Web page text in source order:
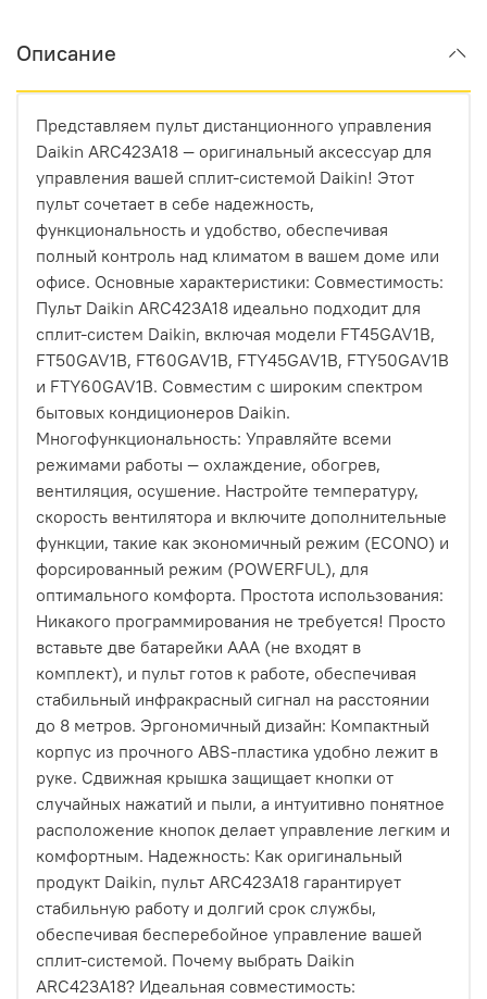
Описание
Представляем пульт дистанционного управления
Daikin ARC423A18 — оригинальный аксессуар для
управления вашей сплит-системой Daikin! Этот
пульт сочетает в себе надежность,
функциональность и удобство, обеспечивая
полный контроль над климатом в вашем доме или
офисе. Основные характеристики: Совместимость:
Пульт Daikin ARC423A18 идеально подходит для
сплит-систем Daikin, включая модели FT45GAV1B,
FT50GAV1B, FT60GAV1B, FTY45GAV1B, FTY50GAV1B
и FTY60GAV1B. Совместим с широким спектром
бытовых кондиционеров Daikin.
Многофункциональность: Управляйте всеми
режимами работы — охлаждение, обогрев,
вентиляция, осушение. Настройте температуру,
скорость вентилятора и включите дополнительные
функции, такие как экономичный режим (ECONO) и
форсированный режим (POWERFUL), для
оптимального комфорта. Простота использования:
Никакого программирования не требуется! Просто
вставьте две батарейки AAA (не входят в
комплект), и пульт готов к работе, обеспечивая
стабильный инфракрасный сигнал на расстоянии
до 8 метров. Эргономичный дизайн: Компактный
корпус из прочного ABS-пластика удобно лежит в
руке. Сдвижная крышка защищает кнопки от
случайных нажатий и пыли, а интуитивно понятное
расположение кнопок делает управление легким и
комфортным. Надежность: Как оригинальный
продукт Daikin, пульт ARC423A18 гарантирует
стабильную работу и долгий срок службы,
обеспечивая бесперебойное управление вашей
сплит-системой. Почему выбрать Daikin
ARC423A18? Идеальная совместимость: